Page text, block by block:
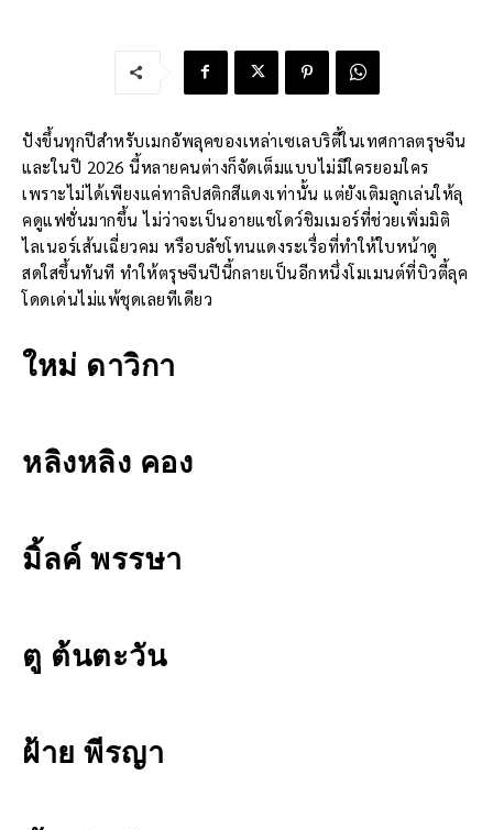
ปังขึ้นทุกปีสำหรับเมกอัพลุคของเหล่าเซเลบริตี้ในเทศกาลตรุษจีน
และในปี 2026 นี้หลายคนต่างก็จัดเต็มแบบไม่มีใครยอมใคร
เพราะไม่ได้เพียงแค่ทาลิปสติกสีแดงเท่านั้น แต่ยังเติมลูกเล่นให้ลุ
คดูแฟชั่นมากขึ้น ไม่ว่าจะเป็นอายแชโดว์ชิมเมอร์ที่ช่วยเพิ่มมิติ
ไลเนอร์เส้นเฉี่ยวคม หรือบลัชโทนแดงระเรื่อที่ทำให้ใบหน้าดู
สดใสขึ้นทันที ทำให้ตรุษจีนปีนี้กลายเป็นอีกหนึ่งโมเมนต์ที่บิวตี้ลุค
โดดเด่นไม่แพ้ชุดเลยทีเดียว
ใหม่ ดาวิกา
หลิงหลิง คอง
มิ้ลค์ พรรษา
ตู ต้นตะวัน
ฝ้าย พีรญา